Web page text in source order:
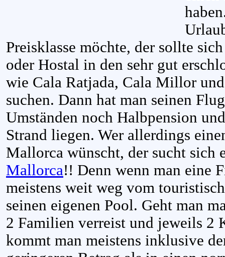
Preisklasse möchte, der sollte
oder Hostal in den sehr gut
wie Cala Ratjada, Cala Millor
suchen. Dann hat man seinen
Umständen noch Halbpension
Strand liegen. Wer allerdings
Mallorca wünscht, der sucht sich
Mallorca!! Denn wenn man eine
meistens weit weg vom
seinen eigenen Pool. Geht man
2 Familien verreist und jeweils 2
kommt man meistens inklusive